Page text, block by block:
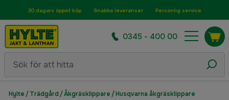
30 dagars öppet köp Snabba leveranser Personlig service
0345 - 400 00
Hylte /Trädgård /Åkgräsklippare /Husqvarna åkgräsklippare